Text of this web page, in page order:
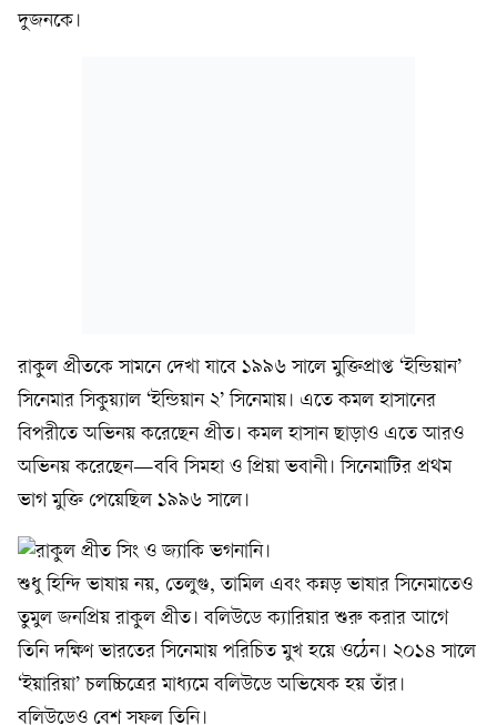
দুজনকে।
রাকুল প্রীতকে সামনে দেখা যাবে ১৯৯৬ সালে মুক্তিপ্রাপ্ত ‘ইন্ডিয়ান’
সিনেমার সিকুয়্যাল ‘ইন্ডিয়ান ২’ সিনেমায়। এতে কমল হাসানের
বিপরীতে অভিনয় করেছেন প্রীত। কমল হাসান ছাড়াও এতে আরও
অভিনয় করেছেন—ববি সিমহা ও প্রিয়া ভবানী। সিনেমাটির প্রথম
ভাগ মুক্তি পেয়েছিল ১৯৯৬ সালে।
শুধু হিন্দি ভাষায় নয়, তেলুগু, তামিল এবং কন্নড় ভাষার সিনেমাতেও
তুমুল জনপ্রিয় রাকুল প্রীত। বলিউডে ক্যারিয়ার শুরু করার আগে
তিনি দক্ষিণ ভারতের সিনেমায় পরিচিত মুখ হয়ে ওঠেন। ২০১৪ সালে
‘ইয়ারিয়া’ চলচ্চিত্রের মাধ্যমে বলিউডে অভিষেক হয় তাঁর।
বলিউডেও বেশ সফল তিনি।